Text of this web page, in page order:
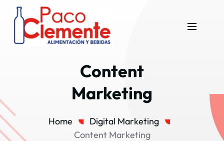
Content
Marketing
Home
Digital Marketing
Content Marketing